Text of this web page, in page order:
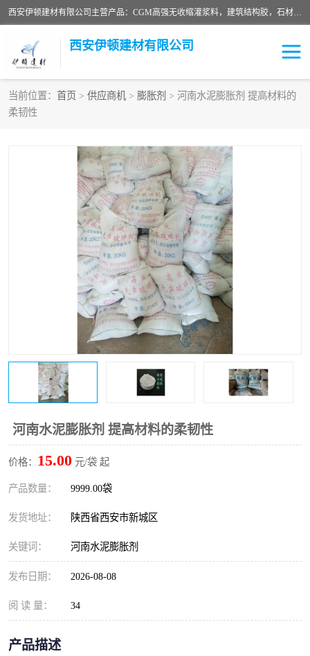
西安伊顿建材有限公司主营产品：CGM高强无收缩灌浆料，建筑结构胶，石材粘合剂，柔性防水材料，环氧修补砂浆等在各个行业得到了客户认可。
西安伊顿建材有限公司
当前位置： 首页 > 供应商机 > 膨胀剂 > 河南水泥膨胀剂 提高材料的
柔韧性
河南水泥膨胀剂 提高材料的柔韧性
价格： 15.00 元/袋 起
产品数量： 9999.00袋
发货地址： 陕西省西安市新城区
关键词： 河南水泥膨胀剂
发布日期： 2026-08-08
阅 读 量： 34
产品描述
灌浆料
修补砂浆
水泥路面修补材料
沥青冷补料
高延性混凝土 速凝剂
金刚砂
桥梁伸缩缝快速修补料 防静电不发火砂浆
加固砂浆
膨胀剂 混凝土防碳化涂料
融雪剂